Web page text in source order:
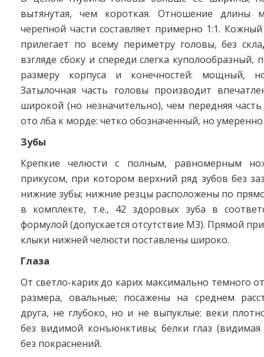
вытянутая, чем короткая. Отношение длины
черепной части составляет примерно 1:1.
прилегает по всему периметру головы, без
взгляде сбоку и спереди слегка куполообразный,
размеру корпуса и конечностей: мощный,
Затылочная часть головы производит
широкой (но незначительно), чем передняя часть
ото лба к морде: четко обозначенный, но
Зубы
Крепкие челюсти с полным, равномерным
прикусом, при котором верхний ряд зубов без
нижние зубы; нижние резцы расположены по
в комплекте, т.е., 42 здоровых зуба в
формулой (допускается отсутствие М3). Прямой
клыки нижней челюсти поставлены широко.
Глаза
От светло-карих до карих максимально темного
размера, овальные; посажены на среднем
друга, не глубоко, но и не выпуклые: веки
без видимой конъюнктивы; белки глаз (видимая
без покраснений.